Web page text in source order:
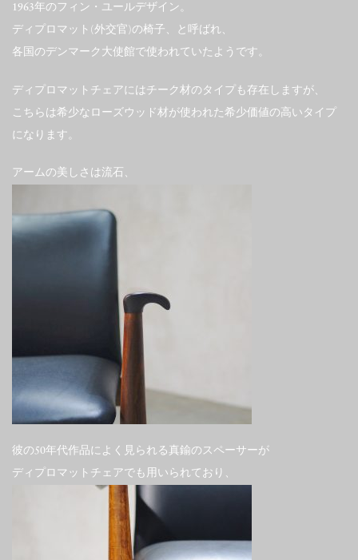
1963年のフィン・ユールデザイン。
ディプロマット(外交官)の椅子、と呼ばれ、
各国のデンマーク大使館で使われていたようです。
ディプロマットチェアにはチーク材のタイプも存在しますが、
こちらは希少なローズウッド材が使われた希少価値の高いタイプ
になります。
アームの美しさは流石、
彼の50年代作品によく見られる真鍮のスペーサーが
ディプロマットチェアでも用いられており、